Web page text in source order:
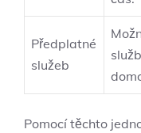
Předplatné
služeb
Pomocí těchto